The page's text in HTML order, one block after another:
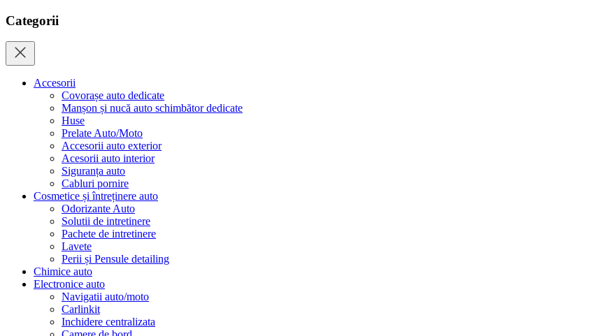
Categorii
Accesorii
Covorașe auto dedicate
Manșon și nucă auto schimbător dedicate
Huse
Prelate Auto/Moto
Accesorii auto exterior
Acesorii auto interior
Siguranța auto
Cabluri pornire
Cosmetice și întreținere auto
Odorizante Auto
Solutii de intretinere
Pachete de intretinere
Lavete
Perii și Pensule detailing
Chimice auto
Electronice auto
Navigatii auto/moto
Carlinkit
Inchidere centralizata